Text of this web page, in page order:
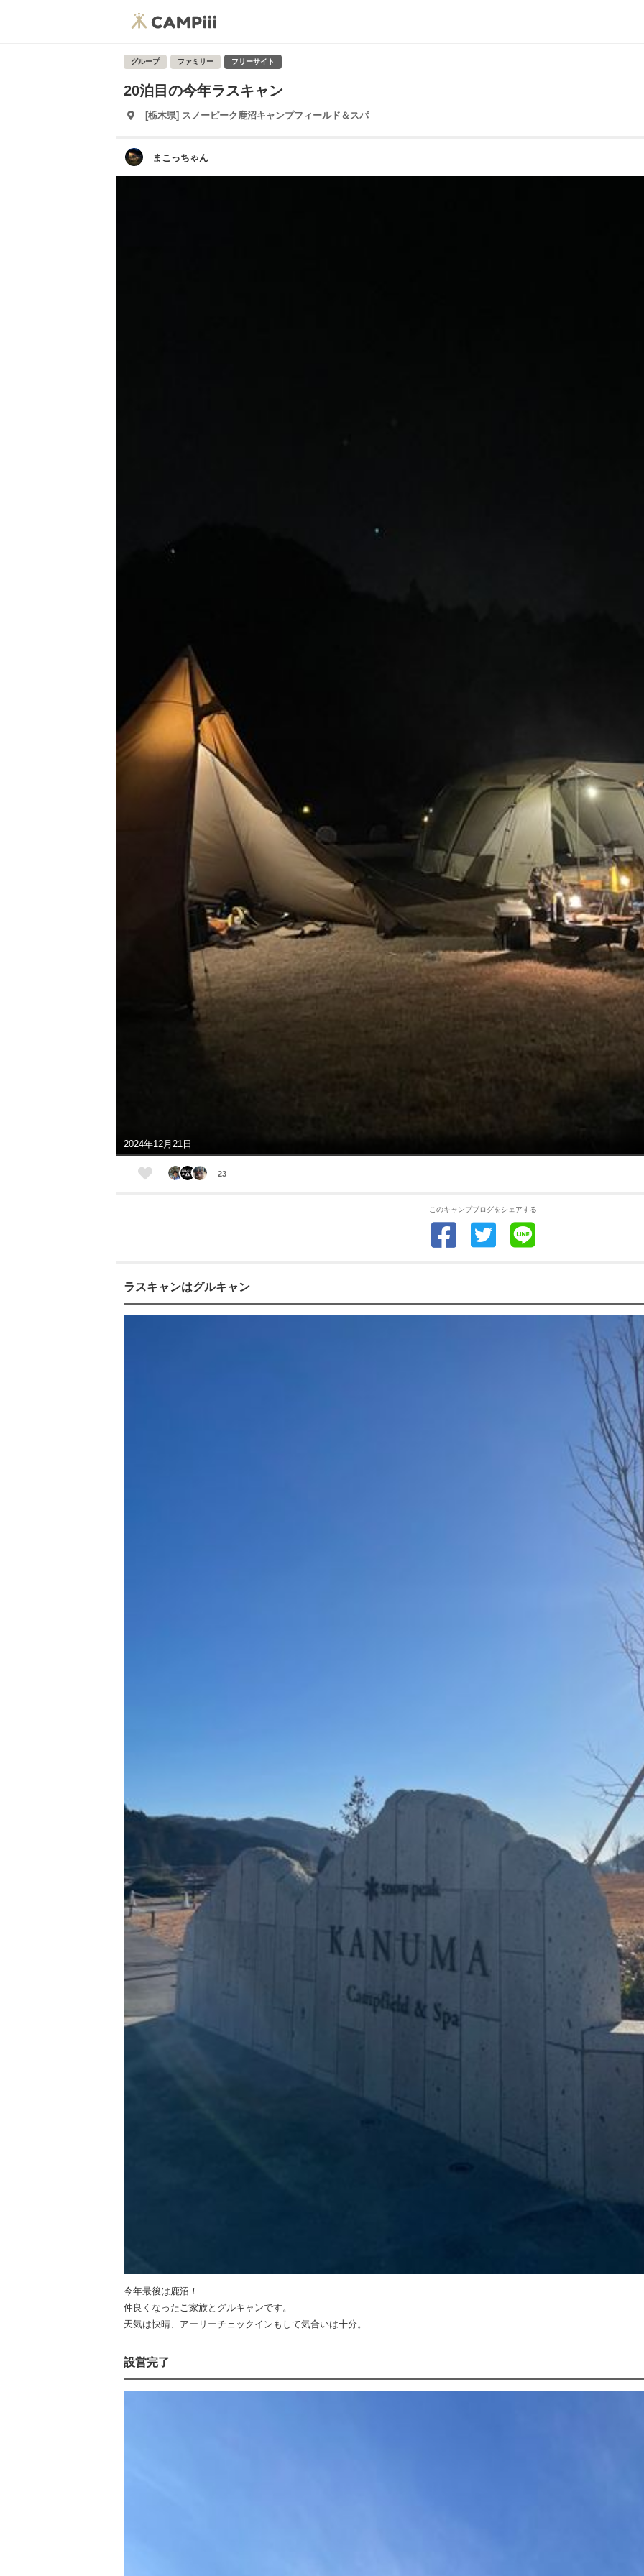
グループ ファミリー フリーサイト
20泊目の今年ラスキャン
[栃木県] スノーピーク鹿沼キャンプフィールド＆スパ
まこっちゃん
2024年12月21日
23
このキャンプブログをシェアする
ラスキャンはグルキャン
今年最後は鹿沼！
仲良くなったご家族とグルキャンです。
天気は快晴、アーリーチェックインもして気合いは十分。
設営完了